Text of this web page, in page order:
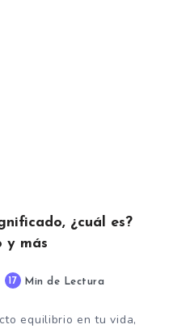
¿cuál es?
y más
17 Min de Lectura
equilibrio en tu vida,